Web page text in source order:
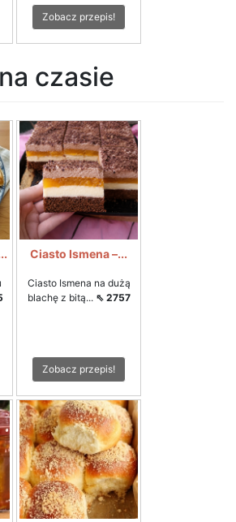
Zobacz przepis!
czasie
Ciasto Ismena –...
Ciasto Ismena na dużą
blachę z bitą... ⇖ 2757
Zobacz przepis!